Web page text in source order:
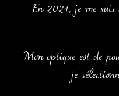
En 2021, je me suis
Mon optique est de
je